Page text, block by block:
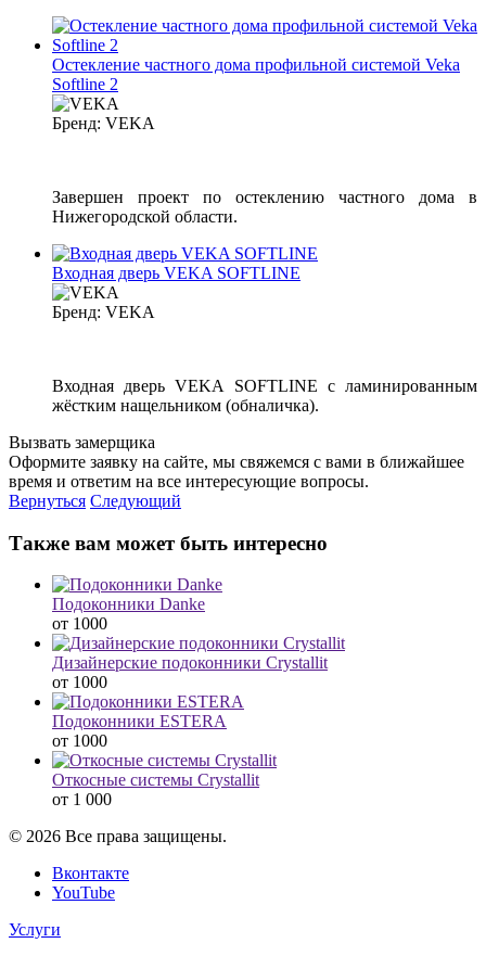
Остекление частного дома профильной системой Veka
Softline 2
Бренд: VEKA
Завершен проект по остеклению частного дома в
Нижегородской области.
Входная дверь VEKA SOFTLINE
Бренд: VEKA
Входная дверь VEKA SOFTLINE с ламинированным
жёстким нащельником (обналичка).
Вызвать замерщика
Оформите заявку на сайте, мы свяжемся с вами в ближайшее
время и ответим на все интересующие вопросы.
Вернуться Следующий
Также вам может быть интересно
Подоконники Danke
от 1000
Дизайнерские подоконники Crystallit
от 1000
Подоконники ESTERA
от 1000
Откосные системы Crystallit
от 1 000
© 2026 Все права защищены.
Вконтакте
YouTube
Услуги